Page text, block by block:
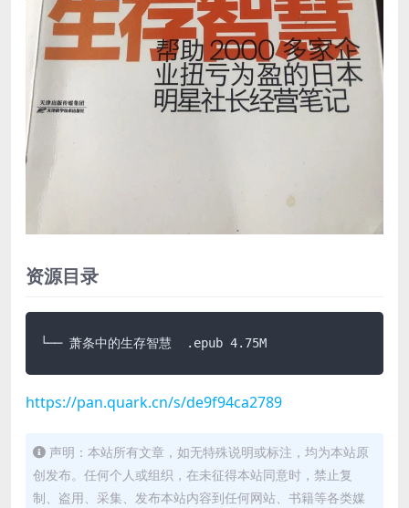
资源目录
└── 萧条中的生存智慧  .epub 4.75M
https://pan.quark.cn/s/de9f94ca2789
声明：本站所有文章，如无特殊说明或标注，均为本站原
创发布。任何个人或组织，在未征得本站同意时，禁止复
制、盗用、采集、发布本站内容到任何网站、书籍等各类媒